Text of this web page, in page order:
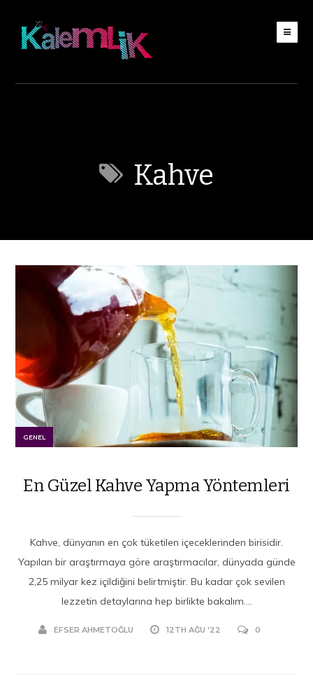
Kahve
GENEL
En Güzel Kahve Yapma Yöntemleri
Kahve, dünyanın en çok tüketilen içeceklerinden birisidir.
Yapılan bir araştırmaya göre araştırmacılar, dünyada günde
2,25 milyar kez içildiğini belirtmiştir. Bu kadar çok sevilen
lezzetin detaylarına hep birlikte bakalım....
EFSER AHMETOĞLU 12TH AĞU '22 0